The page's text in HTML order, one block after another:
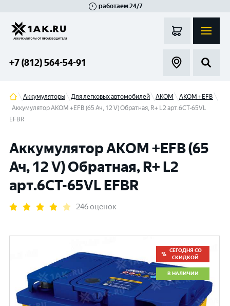
работаем 24/7
+7 (812) 564-54-91
Аккумуляторы Для легковых автомобилей АКОМ
AKOM +EFB
Аккумулятор AKOM +EFB (65 Ач, 12 V) Обратная, R+ L2 арт.6CT-65VL
EFBR
Аккумулятор AKOM +EFB (65
Ач, 12 V) Обратная, R+ L2
арт.6CT-65VL EFBR
246 оценок
СЕГОДНЯ СО
СКИДКОЙ
В НАЛИЧИИ
Гатчина